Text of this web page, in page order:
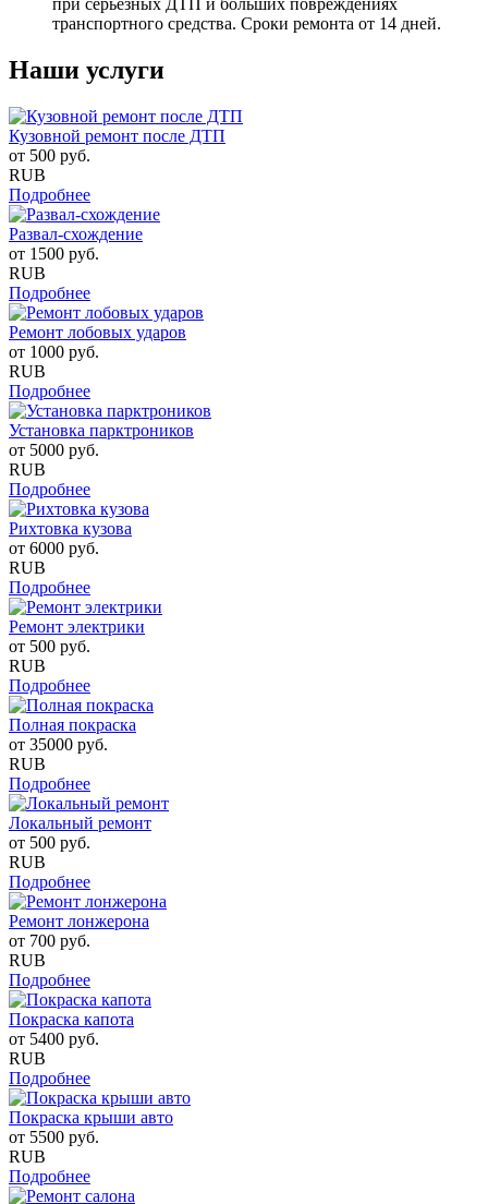
при серьёзных ДТП и больших повреждениях
транспортного средства. Сроки ремонта от 14 дней.
Наши услуги
Кузовной ремонт после ДТП
от 500 руб.
RUB
Подробнее
Развал-схождение
от 1500 руб.
RUB
Подробнее
Ремонт лобовых ударов
от 1000 руб.
RUB
Подробнее
Установка парктроников
от 5000 руб.
RUB
Подробнее
Рихтовка кузова
от 6000 руб.
RUB
Подробнее
Ремонт электрики
от 500 руб.
RUB
Подробнее
Полная покраска
от 35000 руб.
RUB
Подробнее
Локальный ремонт
от 500 руб.
RUB
Подробнее
Ремонт лонжерона
от 700 руб.
RUB
Подробнее
Покраска капота
от 5400 руб.
RUB
Подробнее
Покраска крыши авто
от 5500 руб.
RUB
Подробнее